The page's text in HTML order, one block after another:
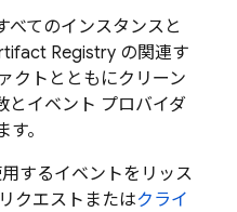
べてのインスタンスと
Registry の関連す
クトとともにクリーン
とイベント プロバイダ
。
するイベントをリッス
クエストまたはクライ